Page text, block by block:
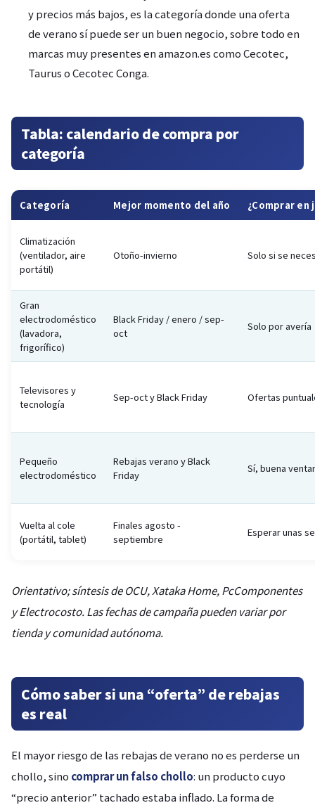
y precios más bajos, es la categoría donde una oferta
de verano sí puede ser un buen negocio, sobre todo en
marcas muy presentes en amazon.es como Cecotec,
Taurus o Cecotec Conga.
Tabla: calendario de compra por
categoría
Categoría Mejor momento del año ¿Comprar en
Climatización
(ventilador, aire
portátil)
Otoño-invierno Solo si se
Gran
electrodoméstico
(lavadora,
frigorífico)
Black Friday / enero / sep-
oct
Solo por avería
Televisores y
tecnología
Sep-oct y Black Friday Ofertas
Pequeño
electrodoméstico
Rebajas verano y Black
Friday
Sí, buena
Vuelta al cole
(portátil, tablet)
Finales agosto -
septiembre
Esperar unas
Orientativo; síntesis de OCU, Xataka Home, PcComponentes
y Electrocosto. Las fechas de campaña pueden variar por
tienda y comunidad autónoma.
Cómo saber si una “oferta” de rebajas
es real
El mayor riesgo de las rebajas de verano no es perderse un
chollo, sino comprar un falso chollo: un producto cuyo
“precio anterior” tachado estaba inflado. La forma de